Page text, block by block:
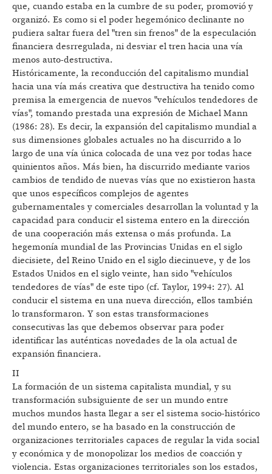
que, cuando estaba en la cumbre de su poder, promovió y
organizó. Es como si el poder hegemónico declinante no
pudiera saltar fuera del "tren sin frenos" de la especulación
financiera desrregulada, ni desviar el tren hacia una vía
menos auto-destructiva.
Históricamente, la reconducción del capitalismo mundial
hacia una vía más creativa que destructiva ha tenido como
premisa la emergencia de nuevos "vehículos tendedores de
vías", tomando prestada una expresión de Michael Mann
(1986: 28). Es decir, la expansión del capitalismo mundial a
sus dimensiones globales actuales no ha discurrido a lo
largo de una vía única colocada de una vez por todas hace
quinientos años. Más bien, ha discurrido mediante varios
cambios de tendido de nuevas vías que no existieron hasta
que unos específicos complejos de agentes
gubernamentales y comerciales desarrollan la voluntad y la
capacidad para conducir el sistema entero en la dirección
de una cooperación más extensa o más profunda. La
hegemonía mundial de las Provincias Unidas en el siglo
diecisiete, del Reino Unido en el siglo diecinueve, y de los
Estados Unidos en el siglo veinte, han sido "vehículos
tendedores de vías" de este tipo (cf. Taylor, 1994: 27). Al
conducir el sistema en una nueva dirección, ellos también
lo transformaron. Y son estas transformaciones
consecutivas las que debemos observar para poder
identificar las auténticas novedades de la ola actual de
expansión financiera.
II
La formación de un sistema capitalista mundial, y su
transformación subsiguiente de ser un mundo entre
muchos mundos hasta llegar a ser el sistema socio-histórico
del mundo entero, se ha basado en la construcción de
organizaciones territoriales capaces de regular la vida social
y económica y de monopolizar los medios de coacción y
violencia. Estas organizaciones territoriales son los estados,